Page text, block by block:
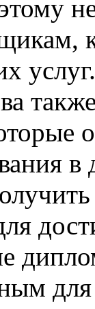
для